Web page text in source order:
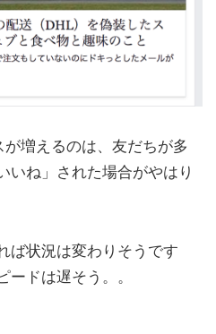
増えるのは、友だちが多
いね」された場合がやはり
ば状況は変わりそうです
ードは遅そう。。